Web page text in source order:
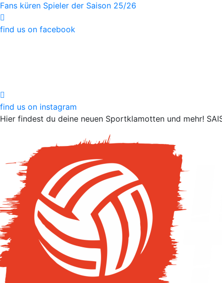
Fans küren Spieler der Saison 25/26
find us on facebook
find us on instagram
Hier findest du deine neuen Sportklamotten und mehr!